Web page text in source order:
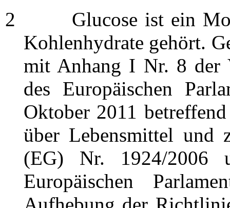
2 Glucose ist ein
Kohlenhydrate gehört.
mit Anhang I Nr. 8 der
des Europäischen
Oktober 2011
über Lebensmittel und
(EG) Nr. 1924/2006
Europäischen